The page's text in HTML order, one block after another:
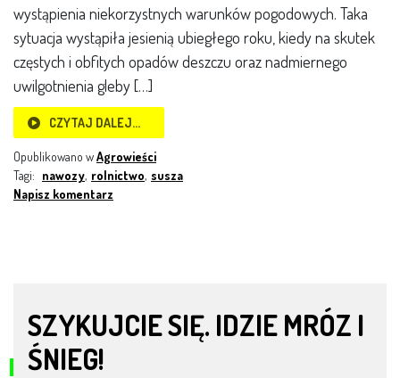
wystąpienia niekorzystnych warunków pogodowych. Taka
sytuacja wystąpiła jesienią ubiegłego roku, kiedy na skutek
częstych i obfitych opadów deszczu oraz nadmiernego
uwilgotnienia gleby […]
CZYTAJ DALEJ…
Opublikowano wAgrowieści
Tagi: nawozy, rolnictwo, susza
Napisz komentarz
SZYKUJCIE SIĘ. IDZIE MRÓZ I
ŚNIEG!